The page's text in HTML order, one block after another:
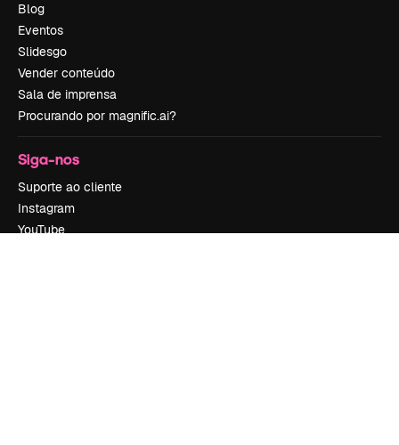
Blog
Eventos
Slidesgo
Vender conteúdo
Sala de imprensa
Procurando por magnific.ai?
Siga-nos
Suporte ao cliente
Instagram
YouTube